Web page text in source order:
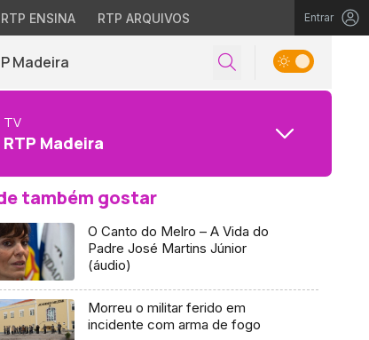
RTP ENSINA RTP ARQUIVOS Entrar
Madeira
TV
RTP Madeira
também gostar
O Canto do Melro – A Vida do
Padre José Martins Júnior
(áudio)
Morreu o militar ferido em
incidente com arma de fogo